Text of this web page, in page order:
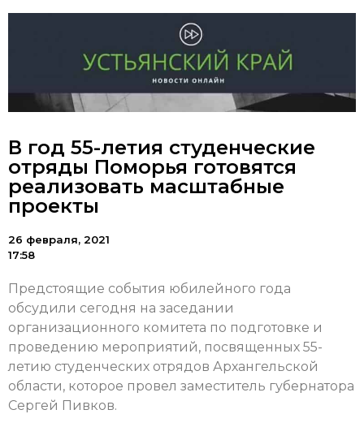
В год 55-летия студенческие
отряды Поморья готовятся
реализовать масштабные
проекты
26 февраля, 2021
17:58
Предстоящие события юбилейного года
обсудили сегодня на заседании
организационного комитета по подготовке и
проведению мероприятий, посвященных 55-
летию студенческих отрядов Архангельской
области, которое провел заместитель губернатора
Сергей Пивков.